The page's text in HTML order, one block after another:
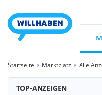
Startseite Marktplatz Alle
TOP-ANZEIGEN